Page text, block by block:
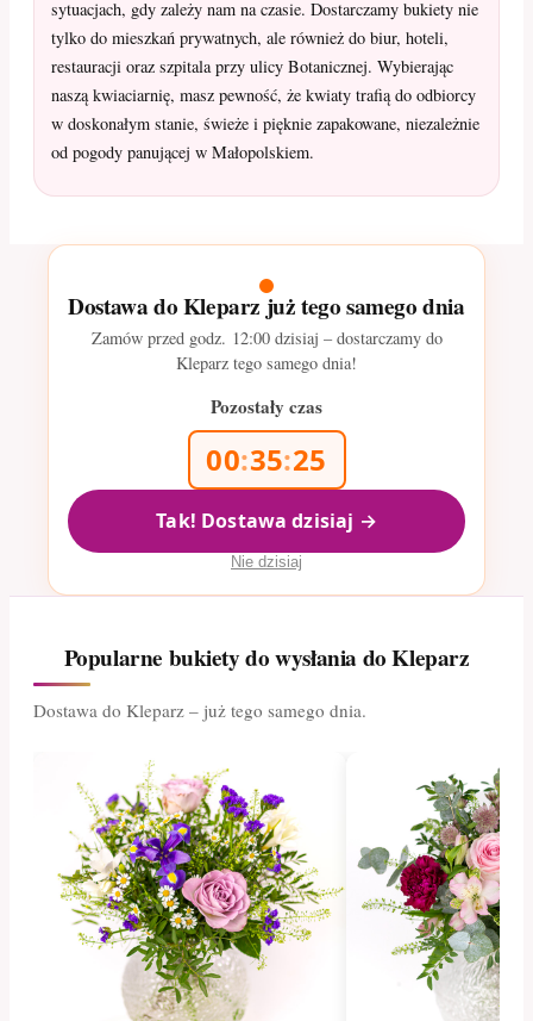
sytuacjach, gdy zależy nam na czasie. Dostarczamy bukiety nie
tylko do mieszkań prywatnych, ale również do biur, hoteli,
restauracji oraz szpitala przy ulicy Botanicznej. Wybierając
naszą kwiaciarnię, masz pewność, że kwiaty trafią do odbiorcy
w doskonałym stanie, świeże i pięknie zapakowane, niezależnie
od pogody panującej w Małopolskiem.
Dostawa do Kleparz już tego samego dnia
Zamów przed godz. 12:00dzisiaj – dostarczamy do
Kleparz tego samego dnia!
Pozostały czas
00:35:23
Tak! Dostawa dzisiaj →
Nie dzisiaj
Popularne bukiety do wysłania do Kleparz
Dostawa do Kleparz – już tego samego dnia.